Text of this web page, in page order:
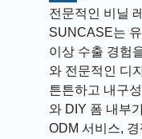
전문적인 비닐
SUNCASE는
이상 수출 경험
와 전문적인 디
튼튼하고 내구
와 DIY 폼 내부
ODM 서비스,